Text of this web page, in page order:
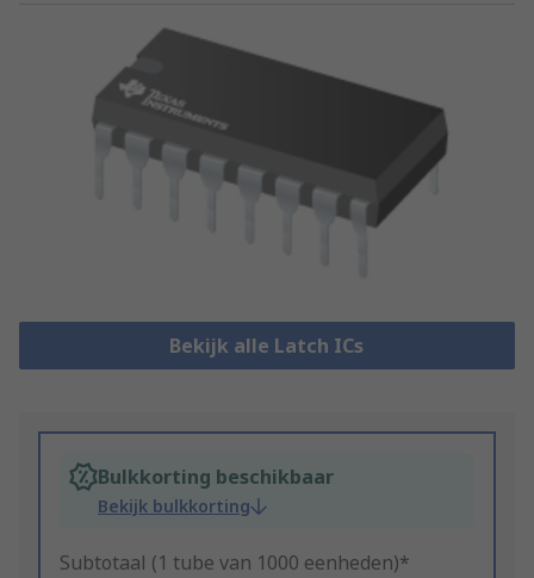
Bekijk alle Latch ICs
Bulkkorting beschikbaar
Bekijk bulkkorting
Subtotaal (1 tube van 1000 eenheden)*